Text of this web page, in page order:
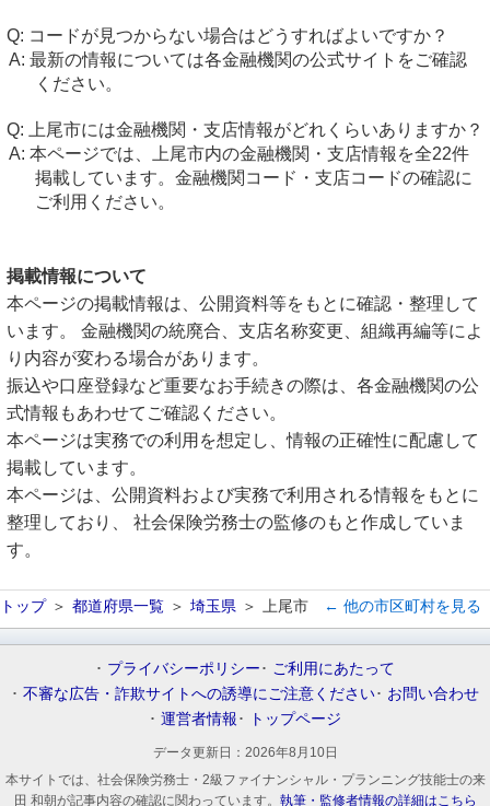
コードが見つからない場合はどうすればよいですか？
最新の情報については各金融機関の公式サイトをご確認
ください。
上尾市には金融機関・支店情報がどれくらいありますか？
本ページでは、上尾市内の金融機関・支店情報を全22件
掲載しています。金融機関コード・支店コードの確認に
ご利用ください。
掲載情報について
本ページの掲載情報は、公開資料等をもとに確認・整理して
います。 金融機関の統廃合、支店名称変更、組織再編等によ
り内容が変わる場合があります。
振込や口座登録など重要なお手続きの際は、各金融機関の公
式情報もあわせてご確認ください。
本ページは実務での利用を想定し、情報の正確性に配慮して
掲載しています。
本ページは、公開資料および実務で利用される情報をもとに
整理しており、 社会保険労務士の監修のもと作成していま
す。
トップ 都道府県一覧 埼玉県 上尾市 ← 他の市区町村を見る
プライバシーポリシー
ご利用にあたって
不審な広告・詐欺サイトへの誘導にご注意ください
お問い合わせ
運営者情報
トップページ
データ更新日： 2026年8月10日
本サイトでは、社会保険労務士・2級ファイナンシャル・プランニング技能士の来
田 和朝が記事内容の確認に関わっています。 執筆・監修者情報の詳細はこちら